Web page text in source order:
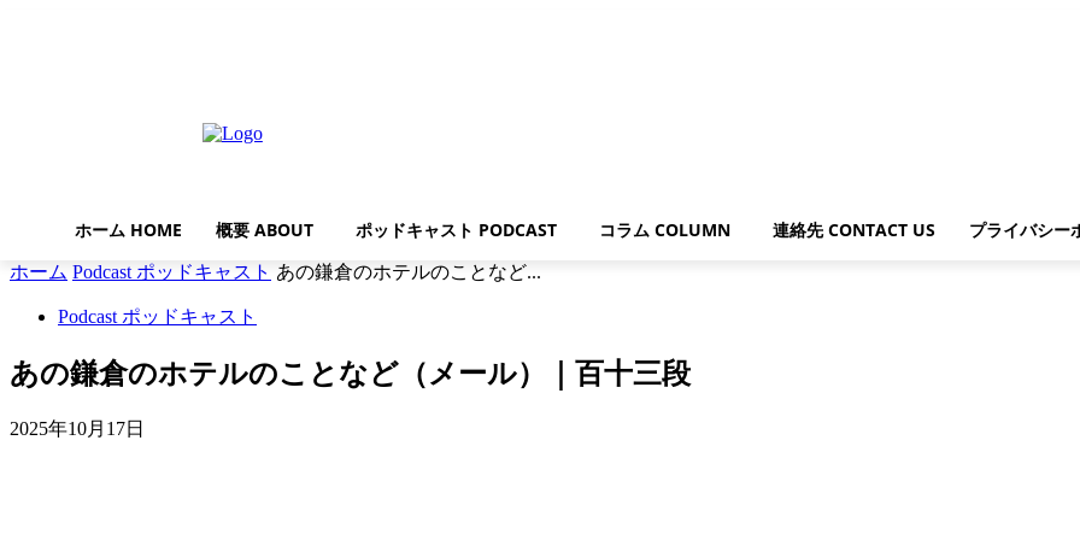
ホーム HOME 概要 ABOUT ポッドキャスト PODCAST コラム COLUMN 連絡先 CONTACT US プライバシー
ホーム Podcast ポッドキャスト あの鎌倉のホテルのことなど...
Podcast ポッドキャスト
あの鎌倉のホテルのことなど（メール）｜百十三段
2025年10月17日